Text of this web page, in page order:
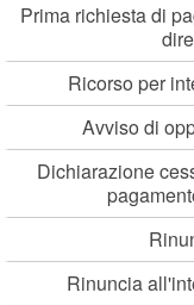
Prima richiesta di
Ricorso per
Avviso di
Dichiarazione
Rinuncia